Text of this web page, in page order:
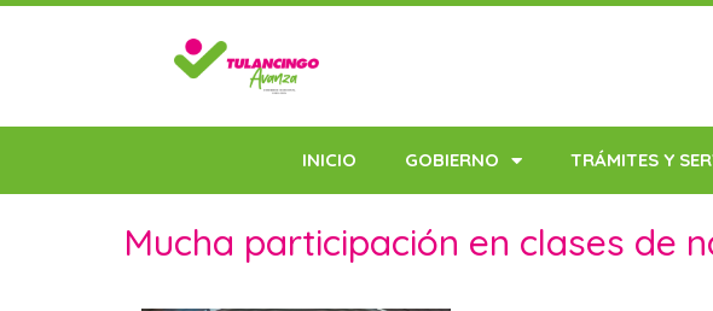
INICIO GOBIERNO TRÁMITES Y
Mucha participación en clases de